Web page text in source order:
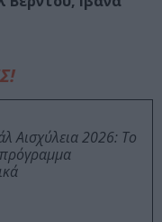
Αισχύλεια 2026: Το